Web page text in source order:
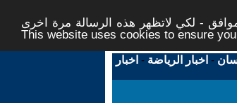
- لكي لاتظهر هذه الرسالة مرة اخرى -
This website uses cookies to ensure
- اخبار الرياضة - اخبار